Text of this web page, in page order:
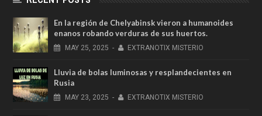
En la región de Chelyabinsk vieron a humanoides
enanos robando verduras de sus huertos.
MAY 25, 2025 - EXTRANOTIX MISTERIO
Lluvia de bolas luminosas y resplandecientes en
Rusia
MAY 23, 2025 - EXTRANOTIX MISTERIO